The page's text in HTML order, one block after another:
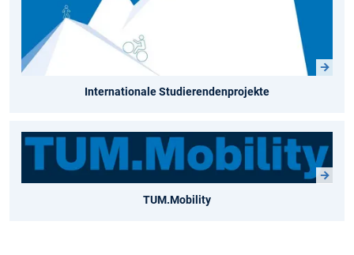
Internationale Studierendenprojekte
TUM.Mobility